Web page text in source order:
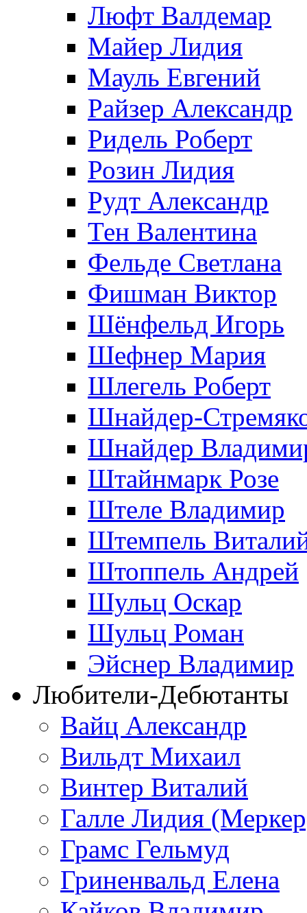
Люфт Валдемaр
Майер Лидия
Мауль Евгений
Райзер Александр
Ридель Роберт
Розин Лидия
Рудт Александр
Тен Валентина
Фельде Светлана
Фишман Виктор
Шёнфельд Игорь
Шефнер Мария
Шлегель Роберт
Шнайдер-
Шнайдер
Штайнмарк Розe
Штеле Владимир
Штемпель
Штоппель Андрей
Шульц Оскар
Шульц Роман
Эйснер Владимир
Любители-Дебютанты
Вайц Александр
Вильдт Михаил
Винтер Виталий
Галле Лидия
Грамс Гельмуд
Гриненвальд Елена